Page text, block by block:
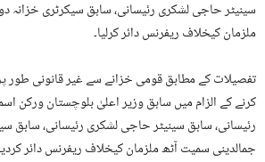
ملزمان کیخلاف ریفرنس دائر کرلیا۔
تفصیلات کے مطابق قومی خزانے سے غیر قانونی طور
کرنے کے الزام میں سابق وزیر اعلیٰ بلوچستان ورکن
رئیسانی، سابق سینیٹر حاجی لشکری رئیسانی، سابق
جمالدینی سمیت آٹھ ملزمان کیخلاف ریفرنس دائر